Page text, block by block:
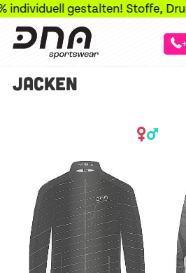
gestalten! Stoffe,
»
JACKEN